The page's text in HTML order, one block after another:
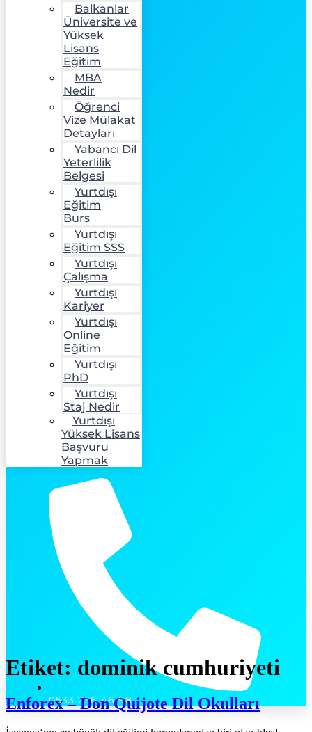
Balkanlar
Üniversite ve
Yüksek
Lisans
Eğitim
MBA
Nedir
Öğrenci
Vize Mülakat
Detayları
Yabancı Dil
Yeterlilik
Belgesi
Yurtdışı
Eğitim
Burs
Yurtdışı
Eğitim SSS
Yurtdışı
Çalışma
Yurtdışı
Kariyer
Yurtdışı
Online
Eğitim
Yurtdışı
PhD
Yurtdışı
Staj Nedir
Yurtdışı
Yüksek Lisans
Başvuru
Yapmak
0533 236 46 98
Etiket: dominik cumhuriyeti
Enforex – Don Quijote Dil Okulları